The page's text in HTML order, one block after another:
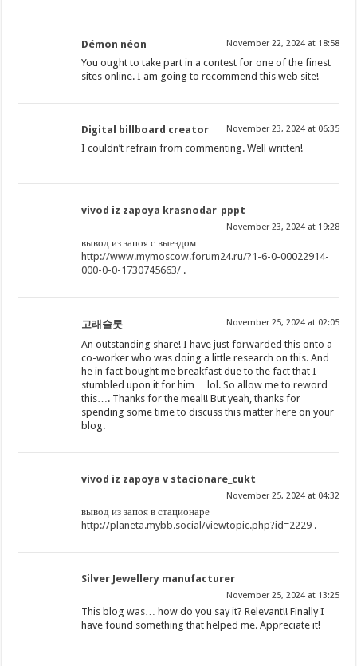
Démon néon November 22, 2024 at 18:58
You ought to take part in a contest for one of the finest
sites online. I am going to recommend this web site!
Digital billboard creator November 23, 2024 at 06:35
I couldn’t refrain from commenting. Well written!
vivod iz zapoya krasnodar_pppt
November 23, 2024 at 19:28
вывод из запоя с выездом
http://www.mymoscow.forum24.ru/?1-6-0-00022914-
000-0-0-1730745663/ .
고래슬롯 November 25, 2024 at 02:05
An outstanding share! I have just forwarded this onto a
co-worker who was doing a little research on this. And
he in fact bought me breakfast due to the fact that I
stumbled upon it for him… lol. So allow me to reword
this…. Thanks for the meal!! But yeah, thanks for
spending some time to discuss this matter here on your
blog.
vivod iz zapoya v stacionare_cukt
November 25, 2024 at 04:32
вывод из запоя в стационаре
http://planeta.mybb.social/viewtopic.php?id=2229 .
Silver Jewellery manufacturer
November 25, 2024 at 13:25
This blog was… how do you say it? Relevant!! Finally I
have found something that helped me. Appreciate it!